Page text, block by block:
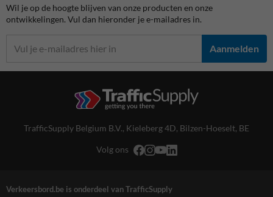
Wil je op de hoogte blijven van onze producten en onze
ontwikkelingen. Vul dan hieronder je e-mailadres in.
Aanmelden
TrafficSupply Belgium B.V., Kieleberg 4D, Bilzen-Hoeselt, BE
Volg ons
Verkeersbord.be is onderdeel van TrafficSupply